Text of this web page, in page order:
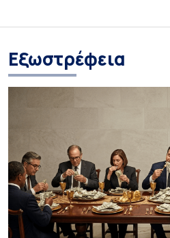
Eξωστρέφεια